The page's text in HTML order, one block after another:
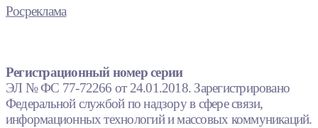
Росреклама
Регистрационный номер серии
ЭЛ № ФС 77-72266 от 24.01.2018. Зарегистрировано
Федеральной службой по надзору в сфере связи,
информационных технологий и массовых коммуникаций.